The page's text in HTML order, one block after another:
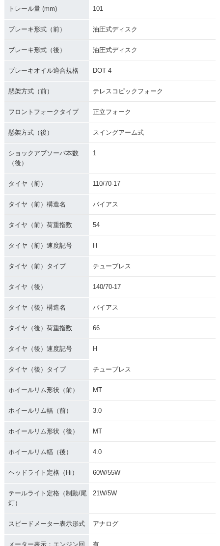
トレール量 (mm) 101
ブレーキ形式（前） 油圧式ディスク
ブレーキ形式（後） 油圧式ディスク
ブレーキオイル適合規格 DOT 4
懸架方式（前） テレスコピックフォーク
フロントフォークタイプ 正立フォーク
懸架方式（後） スイングアーム式
ショックアブソーバ本数
（後）
1
タイヤ（前） 110/70-17
タイヤ（前）構造名 バイアス
タイヤ（前）荷重指数 54
タイヤ（前）速度記号 H
タイヤ（前）タイプ チューブレス
タイヤ（後） 140/70-17
タイヤ（後）構造名 バイアス
タイヤ（後）荷重指数 66
タイヤ（後）速度記号 H
タイヤ（後）タイプ チューブレス
ホイールリム形状（前） MT
ホイールリム幅（前） 3.0
ホイールリム形状（後） MT
ホイールリム幅（後） 4.0
ヘッドライト定格（Hi） 60W/55W
テールライト定格（制動/尾
灯）
21W/5W
スピードメーター表示形式 アナログ
メーター表示：エンジン回
有